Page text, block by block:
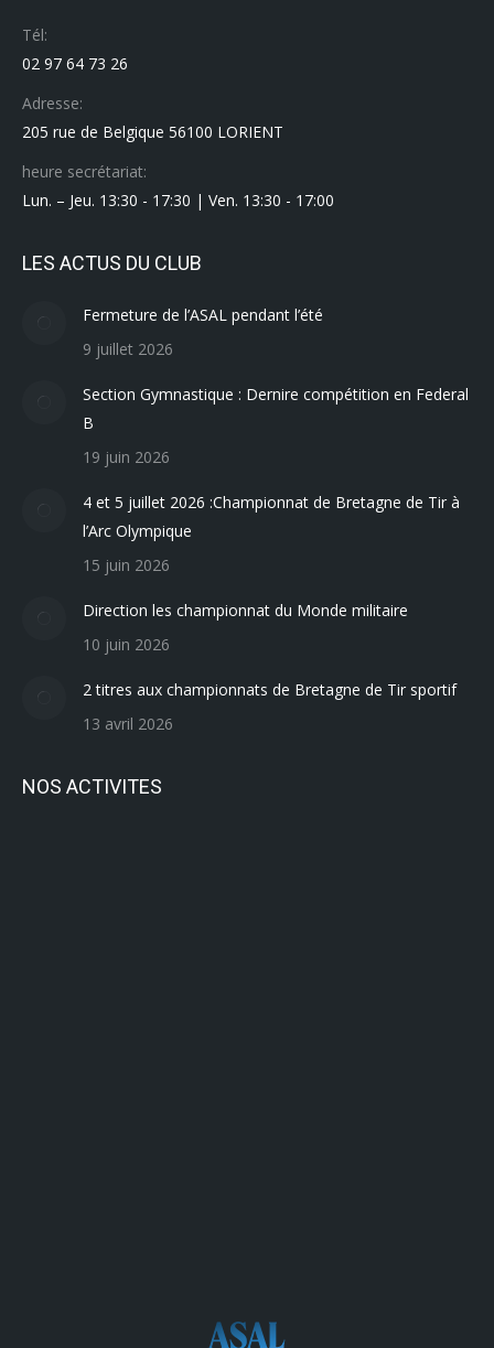
Tél:
02 97 64 73 26
Adresse:
205 rue de Belgique 56100 LORIENT
heure secrétariat:
Lun. – Jeu. 13:30 - 17:30 | Ven. 13:30 - 17:00
LES ACTUS DU CLUB
Fermeture de l’ASAL pendant l’été
9 juillet 2026
Section Gymnastique : Dernire compétition en Federal
B
19 juin 2026
4 et 5 juillet 2026 :Championnat de Bretagne de Tir à
l’Arc Olympique
15 juin 2026
Direction les championnat du Monde militaire
10 juin 2026
2 titres aux championnats de Bretagne de Tir sportif
13 avril 2026
NOS ACTIVITES